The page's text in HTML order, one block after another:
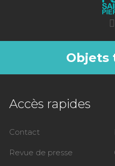
Objets
Accès rapides
Contact
Revue de presse